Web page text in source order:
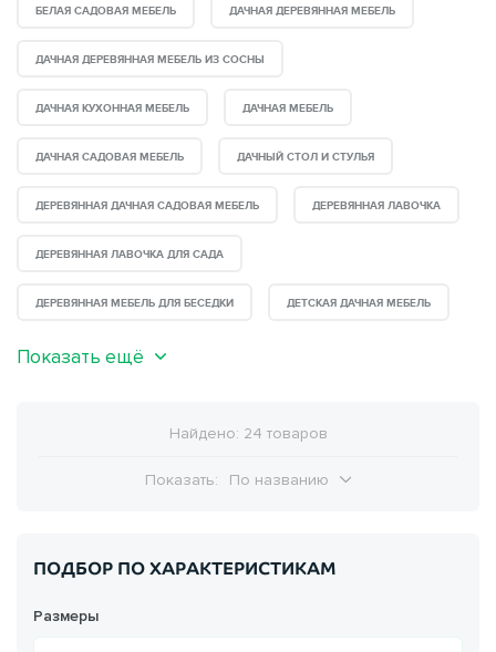
БЕЛАЯ САДОВАЯ МЕБЕЛЬ ДАЧНАЯ ДЕРЕВЯННАЯ МЕБЕЛЬ
ДАЧНАЯ ДЕРЕВЯННАЯ МЕБЕЛЬ ИЗ СОСНЫ
ДАЧНАЯ КУХОННАЯ МЕБЕЛЬ ДАЧНАЯ МЕБЕЛЬ
ДАЧНАЯ САДОВАЯ МЕБЕЛЬ ДАЧНЫЙ СТОЛ И СТУЛЬЯ
ДЕРЕВЯННАЯ ДАЧНАЯ САДОВАЯ МЕБЕЛЬ ДЕРЕВЯННАЯ ЛАВОЧКА
ДЕРЕВЯННАЯ ЛАВОЧКА ДЛЯ САДА
ДЕРЕВЯННАЯ МЕБЕЛЬ ДЛЯ БЕСЕДКИ ДЕТСКАЯ ДАЧНАЯ МЕБЕЛЬ
Показать ещё
Найдено: 24 товаров
Показать: По названию
ПОДБОР ПО ХАРАКТЕРИСТИКАМ
Размеры